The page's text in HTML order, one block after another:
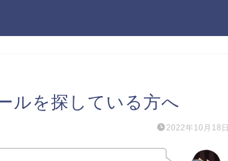
ルを探している方へ
2022年10月18日